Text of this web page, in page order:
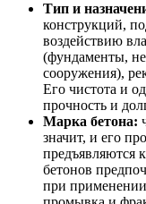
Тип и
конструкций,
воздействию
(фундаменты,
сооружения),
Его чистота и
прочность и
Марка бетона:
значит, и его
предъявляются
бетонов
при применении